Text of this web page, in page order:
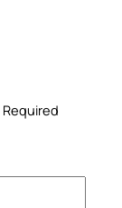
Required